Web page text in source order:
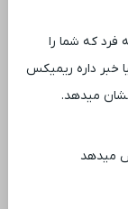
فرد که شما را
خبر داره ریمیکس
میدهد.
میدهد